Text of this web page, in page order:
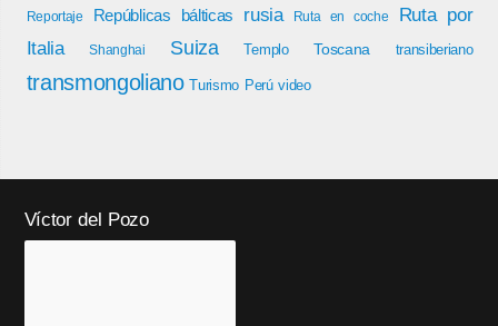
Reportaje Repúblicas bálticas rusia Ruta en coche
Ruta por
Italia
Shanghai Suiza Templo Toscana transiberiano
transmongoliano Turismo Perú video
Víctor del Pozo